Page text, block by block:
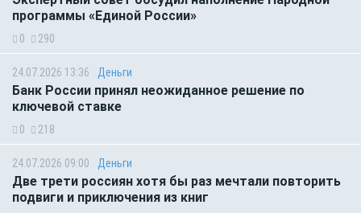
программы «Единой России»
0 290
24.07.2026 13:36 Деньги
Банк России принял неожиданное решение по
ключевой ставке
0 218
24.07.2026 09:00 Деньги
Две трети россиян хотя бы раз мечтали повторить
подвиги и приключения из книг